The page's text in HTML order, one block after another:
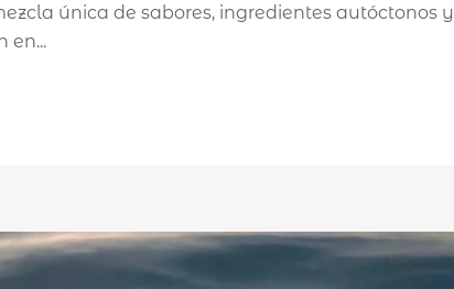
única de sabores, ingredientes autóctonos y
en...